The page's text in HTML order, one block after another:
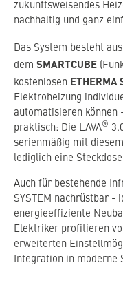
zukunftsweisendes
nachhaltig und ganz
Das System besteht
dem SMARTCUBE
kostenlosen ETHERMA
Elektroheizung
automatisieren können
praktisch: Die LAVA®
serienmäßig mit
lediglich eine
Auch für bestehende
SYSTEM nachrüstbar -
energieeffiziente
Elektriker profitieren
erweiterten
Integration in moderne